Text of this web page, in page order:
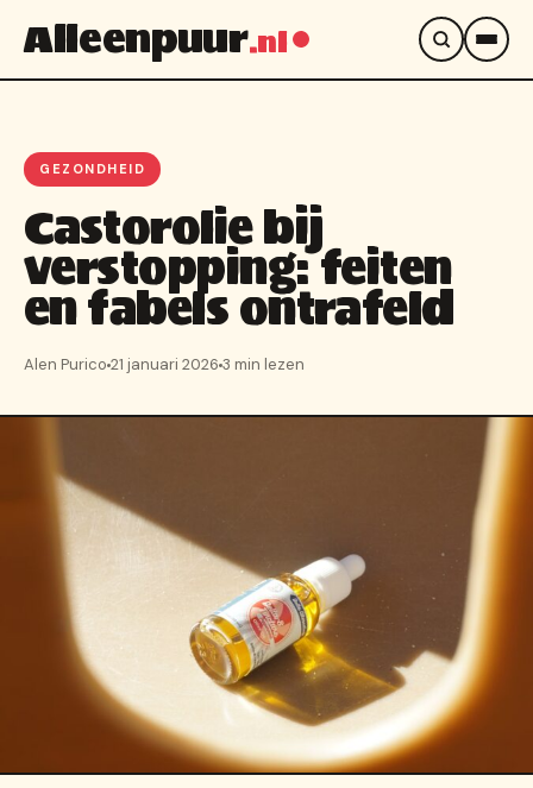
Alleenpuur.nl
GEZONDHEID
Castorolie bij
verstopping: feiten
en fabels ontrafeld
Alen Purico 21 januari 2026 3 min lezen